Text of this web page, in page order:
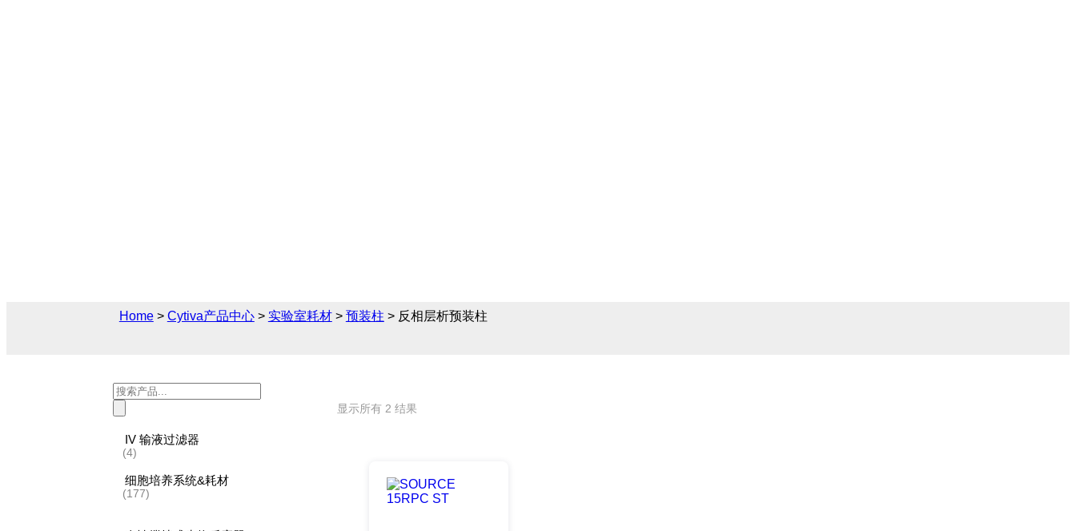
Home> Cytiva产品中心> 实验室耗材> 预装柱 > 反相层析预装柱
Products
search
IV 输液过滤器
(4)
细胞培养系统&耗材
(177)
显示所有 2 结果